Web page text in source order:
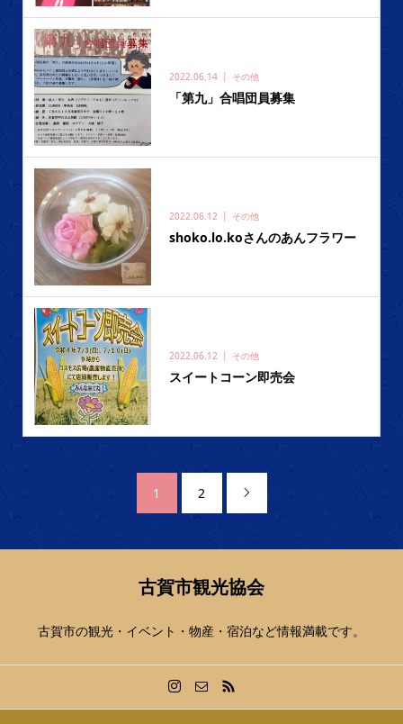
2022.06.14 その他
「第九」合唱団員募集
2022.06.12 その他
shoko.lo.koさんのあんフラワー
2022.06.12 その他
スイートコーン即売会
1 2 
古賀市観光協会
古賀市の観光・イベント・物産・宿泊など情報満載です。